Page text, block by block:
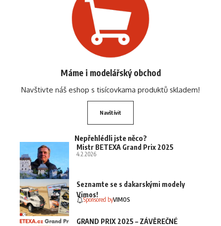
Máme i modelářský obchod
Navštivte náš eshop s tisícovkama produktů skladem!
Navštívit
Nepřehlédli jste něco?
Mistr BETEXA Grand Prix 2025
4.2.2026
Seznamte se s dakarskými modely
Vimos!
Sponsored byVIMOS
GRAND PRIX 2025 – ZÁVĚREČNÉ